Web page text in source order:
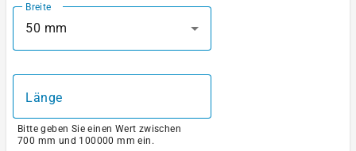
Breite
50 mm
Länge
Bitte geben Sie einen Wert zwischen
700 mm und 100000 mm ein.